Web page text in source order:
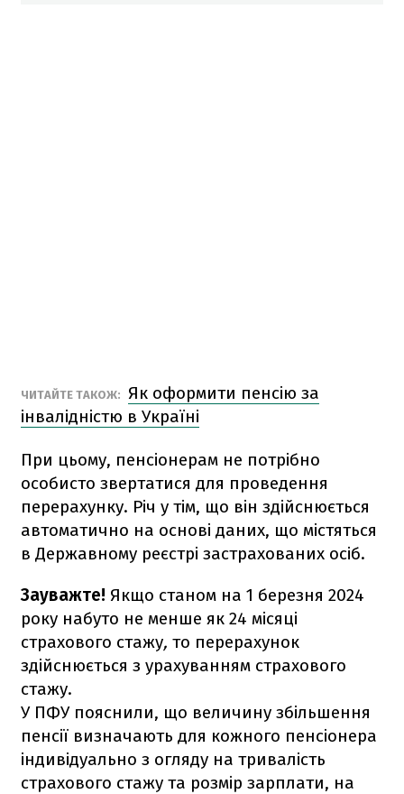
ЧИТАЙТЕ ТАКОЖ:
Як оформити пенсію за
інвалідністю в Україні
При цьому, пенсіонерам не потрібно
особисто звертатися для проведення
перерахунку. Річ у тім, що він здійснюється
автоматично на основі даних, що містяться
в Державному реєстрі застрахованих осіб.
Зауважте! Якщо станом на 1 березня 2024
року набуто не менше як 24 місяці
страхового стажу, то перерахунок
здійснюється з урахуванням страхового
стажу.
У ПФУ пояснили, що величину збільшення
пенсії визначають для кожного пенсіонера
індивідуально з огляду на тривалість
страхового стажу та розмір зарплати, на